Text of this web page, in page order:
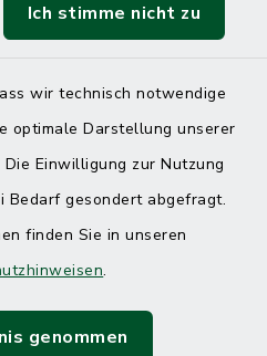
Ich stimme nicht zu
wir technisch notwendige
optimale Darstellung unserer
Einwilligung zur Nutzung
gesondert abgefragt.
finden Sie in unseren
.
genommen